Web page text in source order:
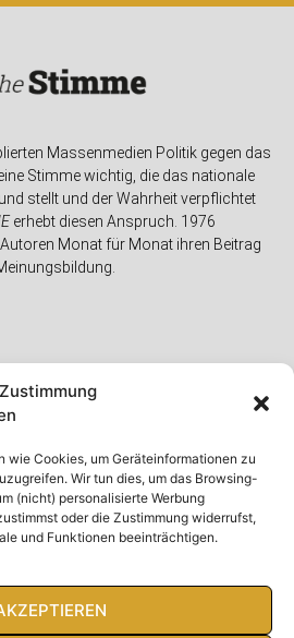
wie Cookies, um Geräteinformationen zu
Wir tun dies, um das Browsing-
(nicht) personalisierte Werbung
oder die Zustimmung widerrufst,
und Funktionen beeinträchtigen.
Massenmedien Politik gegen das
Stimme wichtig, die das nationale
stellt und der Wahrheit verpflichtet
erhebt diesen Anspruch. 1976
Monat für Monat ihren Beitrag
Rechtliche Hinweise
Impressum
Datenschutzerklärung